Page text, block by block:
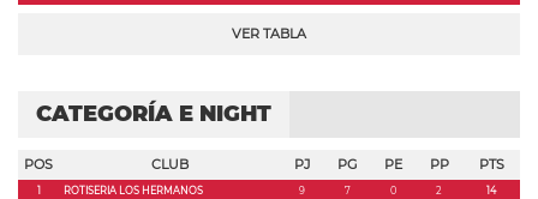
VER TABLA
CATEGORÍA E NIGHT
POS CLUB PJ PG PE PP PTS
1 ROTISERIA LOS HERMANOS 9 7 0 2
14